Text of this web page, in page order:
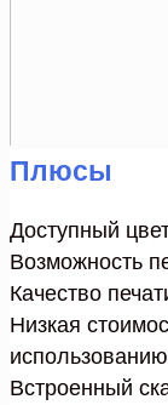
Плюсы
Доступный
Возможность
Качество
Низкая
Встроенный